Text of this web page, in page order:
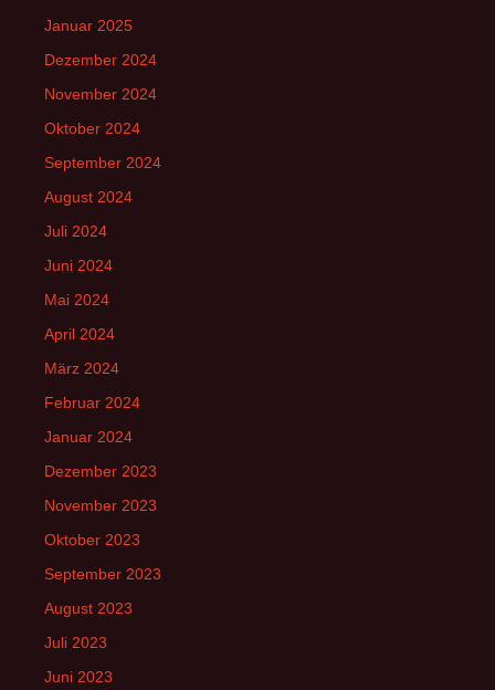
Januar 2025
Dezember 2024
November 2024
Oktober 2024
September 2024
August 2024
Juli 2024
Juni 2024
Mai 2024
April 2024
März 2024
Februar 2024
Januar 2024
Dezember 2023
November 2023
Oktober 2023
September 2023
August 2023
Juli 2023
Juni 2023